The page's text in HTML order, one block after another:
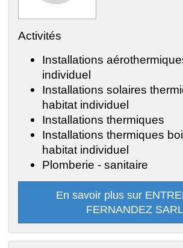
Activités
Installations
individuel
Installations solaires
habitat individuel
Installations thermiques
Installations thermiques
habitat individuel
Plomberie - sanitaire
En savoir plus sur
FERNANDEZ SARL